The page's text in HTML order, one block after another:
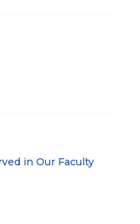
in Our Faculty